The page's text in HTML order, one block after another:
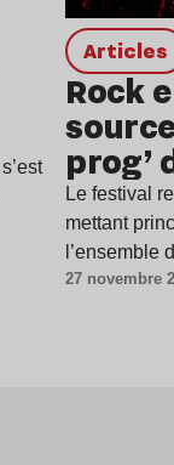
Articles
Rock
prog’
Le festival
mettant
27 novembre